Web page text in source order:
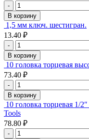
-
В корзину
1,5 мм ключ. шестигран.
13.40 ₽
-
В корзину
10 головка торцевая
73.40 ₽
-
В корзину
10 головка торцевая 1/
Tools
78.80 ₽
-